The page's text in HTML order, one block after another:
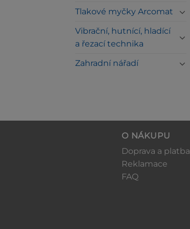
Tlakové myčky Arcomat
Vibrační, hutnící, hladící
a řezací technika
Zahradní nářadí
O NÁKUPU
Doprava a platba
Reklamace
FAQ